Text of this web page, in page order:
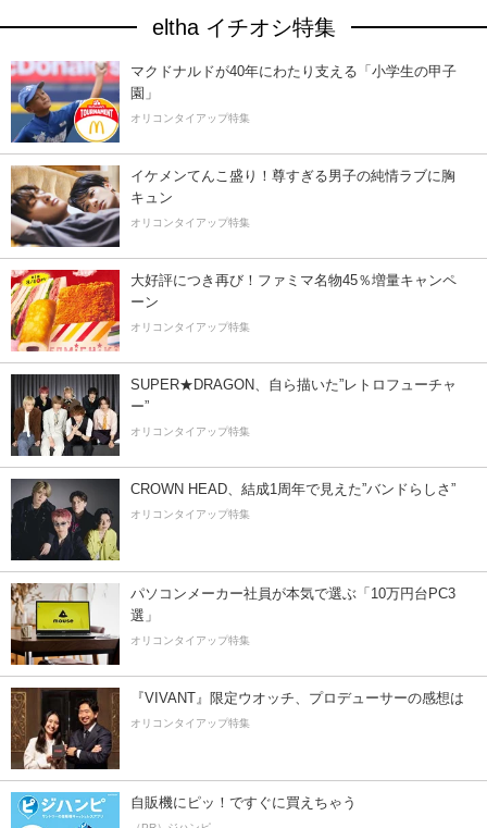
eltha イチオシ特集
マクドナルドが40年にわたり支える「小学生の甲子
園」
オリコンタイアップ特集
イケメンてんこ盛り！尊すぎる男子の純情ラブに胸
キュン
オリコンタイアップ特集
大好評につき再び！ファミマ名物45％増量キャンペ
ーン
オリコンタイアップ特集
SUPER★DRAGON、自ら描いた”レトロフューチャ
ー”
オリコンタイアップ特集
CROWN HEAD、結成1周年で見えた”バンドらしさ”
オリコンタイアップ特集
パソコンメーカー社員が本気で選ぶ「10万円台PC3
選」
オリコンタイアップ特集
『VIVANT』限定ウオッチ、プロデューサーの感想は
オリコンタイアップ特集
自販機にピッ！ですぐに買えちゃう